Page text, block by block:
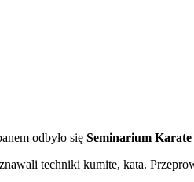
odbyło się Seminarium
techniki kumite, kata.